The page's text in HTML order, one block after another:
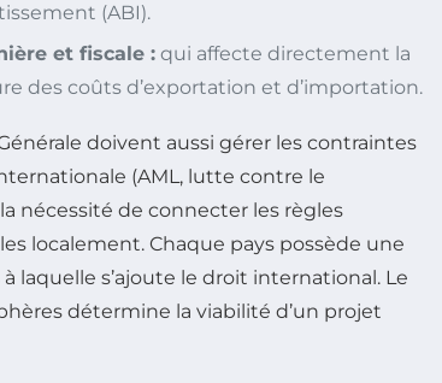
(ABI).
et fiscale : qui affecte directement la
des coûts d’exportation et d’importation.
doivent aussi gérer les contraintes
(AML, lutte contre le
nécessité de connecter les règles
localement. Chaque pays possède une
laquelle s’ajoute le droit international. Le
détermine la viabilité d’un projet